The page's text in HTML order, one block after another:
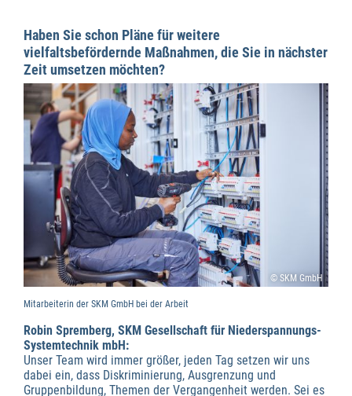
Haben Sie schon Pläne für weitere
vielfaltsbefördernde Maßnahmen, die Sie in nächster
Zeit umsetzen möchten?
© SKM GmbH
Mitarbeiterin der SKM GmbH bei der Arbeit
Robin Spremberg, SKM Gesellschaft für Niederspannungs-
Systemtechnik mbH:
Unser Team wird immer größer, jeden Tag setzen wir uns
dabei ein, dass Diskriminierung, Ausgrenzung und
Gruppenbildung, Themen der Vergangenheit werden. Sei es